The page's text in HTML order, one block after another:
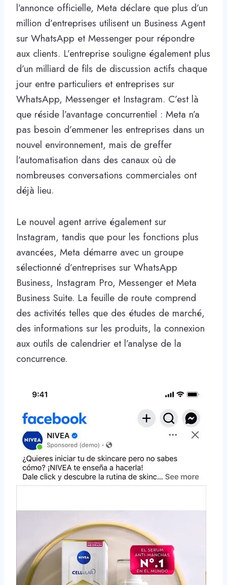
l’annonce officielle, Meta déclare que plus d’un
million d’entreprises utilisent un Business Agent
sur WhatsApp et Messenger pour répondre
aux clients. L’entreprise souligne également plus
d’un milliard de fils de discussion actifs chaque
jour entre particuliers et entreprises sur
WhatsApp, Messenger et Instagram. C’est là
que réside l’avantage concurrentiel : Meta n’a
pas besoin d’emmener les entreprises dans un
nouvel environnement, mais de greffer
l’automatisation dans des canaux où de
nombreuses conversations commerciales ont
déjà lieu.
Le nouvel agent arrive également sur
Instagram, tandis que pour les fonctions plus
avancées, Meta démarre avec un groupe
sélectionné d’entreprises sur WhatsApp
Business, Instagram Pro, Messenger et Meta
Business Suite. La feuille de route comprend
des activités telles que des études de marché,
des informations sur les produits, la connexion
aux outils de calendrier et l’analyse de la
concurrence.